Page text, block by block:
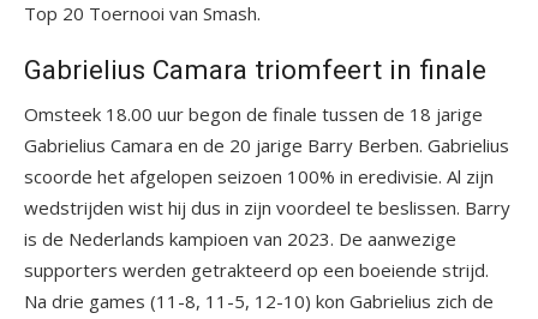
Top 20 Toernooi van Smash.
Gabrielius Camara triomfeert in finale
Omsteek 18.00 uur begon de finale tussen de 18 jarige
Gabrielius Camara en de 20 jarige Barry Berben. Gabrielius
scoorde het afgelopen seizoen 100% in eredivisie. Al zijn
wedstrijden wist hij dus in zijn voordeel te beslissen. Barry
is de Nederlands kampioen van 2023. De aanwezige
supporters werden getrakteerd op een boeiende strijd.
Na drie games (11-8, 11-5, 12-10) kon Gabrielius zich de